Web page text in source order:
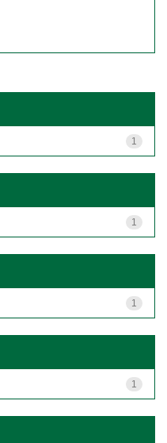
1
1
1
1